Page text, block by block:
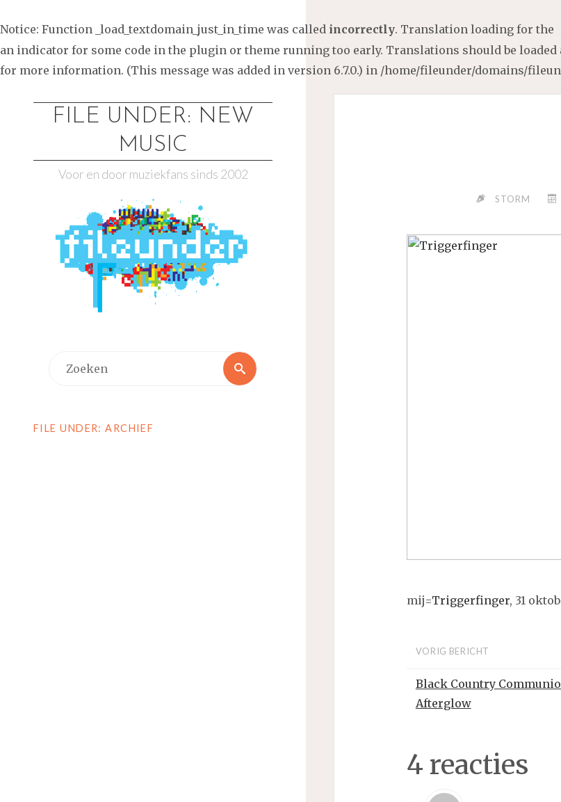
Notice: Function _load_textdomain_just_in_time was called incorrectly. Translation loading for the
an indicator for some code in the plugin or theme running too early. Translations should be loaded
for more information. (This message was added in version 6.7.0.) in /home/fileunder/domains/
FILE UNDER: NEW
MUSIC
Voor en door muziekfans sinds 2002
Zoeken
FILE UNDER: ARCHIEF
STORM
mij=Triggerfinger, 31
VORIG BERICHT
Black Country
Afterglow
4 reacties